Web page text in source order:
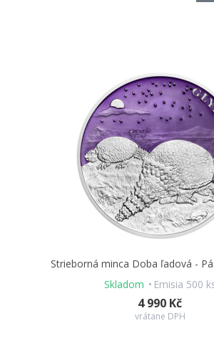
Strieborná minca Doba ľadová -
Skladom
Emisia 500
4 990 Kč
vrátane DPH